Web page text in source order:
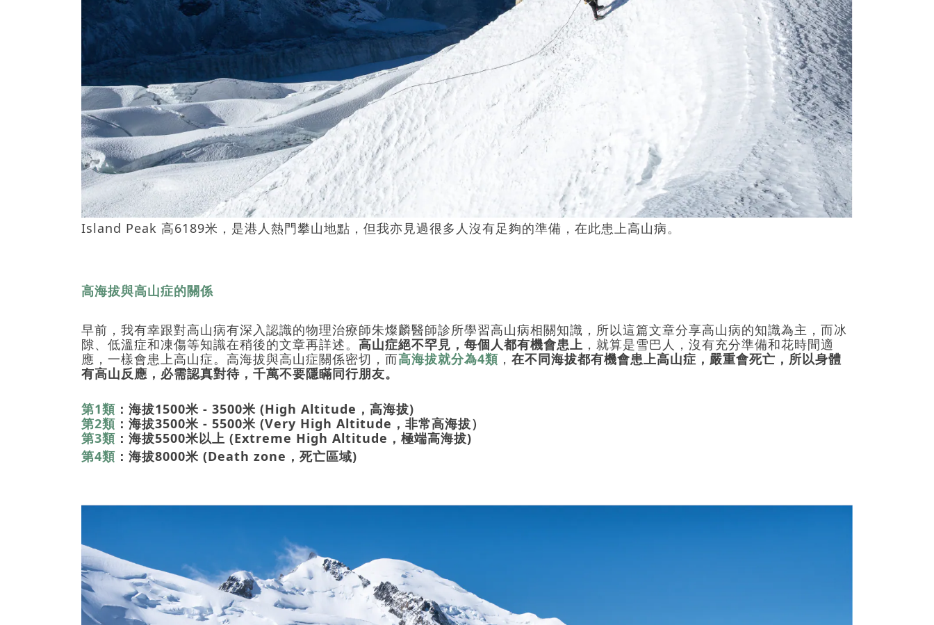
Island Peak 高6189米，是港人熱門攀山地點，但我亦見過很多人沒有足夠的準備，在此患上高山病。
高海拔與高山症的關係
早前，我有幸跟對高山病有深入認識的物理治療師朱燦麟醫師診所學習高山病相關知識，所以這篇文章分享高山病的知識為主，而冰
隙、低溫症和凍傷等知識在稍後的文章再詳述。 高山症絕不罕見，每個人都有機會患上 ，就算是雪巴人，沒有充分準備和花時間適
應，一樣會患上高山症。高海拔與高山症關係密切，而高海拔就分為4類 ， 在不同海拔都有機會患上高山症，嚴重會死亡，所以身體
有高山反應，必需認真對待，千萬不要隱瞞同行朋友。
第1類 ：海拔1500米 - 3500米 (High Altitude ，高海拔)
第2類 ：海拔3500米 - 5500米 (Very High Altitude ，非常高海拔）
第3類 ：海拔5500米以上 (Extreme High Altitude ，極端高海拔)
第4類 ：海拔8000米 (Death zone ，死亡區域)